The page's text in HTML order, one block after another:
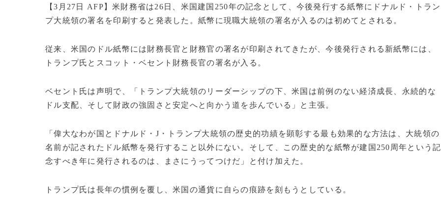
【3月27日 AFP】米財務省は26日、米国建国250年の記念として、今後発行する紙幣にドナルド・トラン
プ大統領の署名を印刷すると発表した。紙幣に現職大統領の署名が入るのは初めてとされる。
​​従来、米国のドル紙幣には財務長官と財務官の署名が印刷されてきたが、今後発行される新紙幣には、
トランプ氏とスコット・ベセント財務長官の署名が入る。
ベセント氏は声明で、「トランプ大統領のリーダーシップの下、米国は前例のない経済成長、永続的な
ドル支配、そして財政の強固さと安定へと向かう道を歩んでいる」と主張。
「偉大なわが国とドナルド・J・トランプ大統領の歴史的功績を顕彰する最も効果的な方法は、大統領の
名前が記されたドル紙幣を発行すること以外にない。そして、この歴史的な紙幣が建国250周年という記
念すべき年に発行されるのは、まさにうってつけだ」と付け加えた。
トランプ氏は長年の慣例を覆し、米国の通貨に自らの痕跡を刻もうとしている。